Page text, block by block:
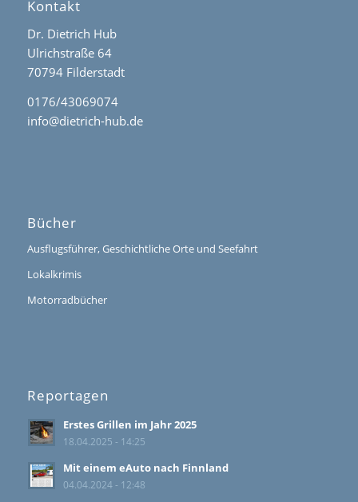
Kontakt
Dr. Dietrich Hub
Ulrichstraße 64
70794 Filderstadt
0176/43069074
info@dietrich-hub.de
Bücher
Ausflugsführer, Geschichtliche Orte und Seefahrt
Lokalkrimis
Motorradbücher
Reportagen
Erstes Grillen im Jahr 2025
18.04.2025 - 14:25
Mit einem eAuto nach Finnland
04.04.2024 - 12:48